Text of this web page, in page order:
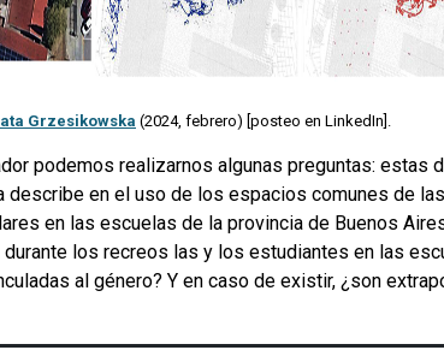
Grzesikowska (2024, febrero) [posteo en LinkedIn].
podemos realizarnos algunas preguntas: estas
describe en el uso de los espacios comunes de
en las escuelas de la provincia de Buenos
los recreos las y los estudiantes en las
al género? Y en caso de existir, ¿son